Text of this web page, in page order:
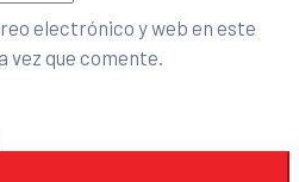
electrónico y web en este
que comente.